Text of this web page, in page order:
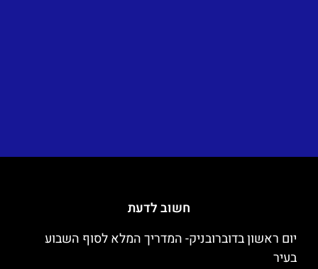
חשוב לדעת
יום ראשון בדוברובניק- המדריך המלא לסוף השבוע
בעיר